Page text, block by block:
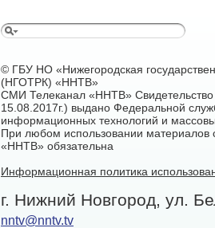
© ГБУ НО «Нижегородская
(НГОТРК) «ННТВ»
СМИ Телеканал «ННТВ»
15.08.2017г.) выдано Федеральной
информационных технологий и
При любом использовании материалов
«ННТВ» обязательна
Информационная политика
г. Нижний Новгород, ул.
nntv@nntv.tv